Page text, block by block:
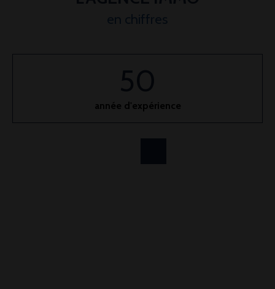
année d'expérience